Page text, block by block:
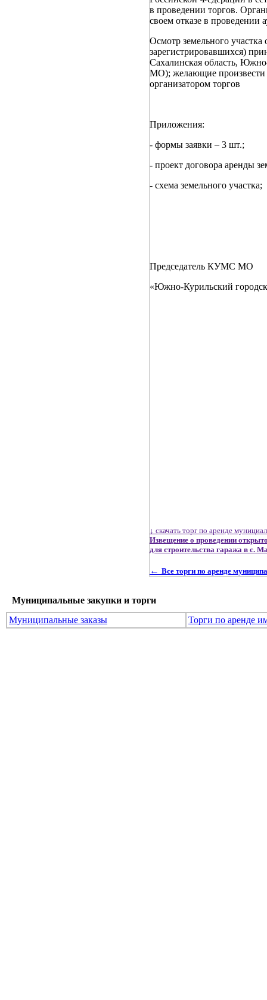
в проведении торгов.
своем отказе в проведении
Осмотр земельного
зарегистрировавшихся)
Сахалинская область,
МО); желающие произвести
организатором торгов
Приложения:
- формы заявки – 3 шт.;
- проект договора аренды
- схема земельного участка;
Председатель КУМС МО
«Южно-
↓ скачать торг по аренде
Извещение о проведении
для строительства гаража в с.
← Все торги по аренде
Муниципальные закупки и торги
Муниципальные заказы
Торги по аренде